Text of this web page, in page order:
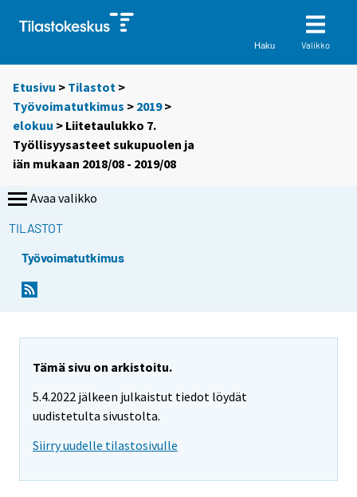
Haku Valikko
Etusivu > Tilastot >
Työvoimatutkimus > 2019>
elokuu > Liitetaulukko 7.
Työllisyysasteet sukupuolen ja
iän mukaan 2018/08 - 2019/08
Avaa valikko
TILASTOT
Työvoimatutkimus
Tämä sivu on arkistoitu.
5.4.2022 jälkeen julkaistut tiedot löydät
uudistetulta sivustolta.
Siirry uudelle tilastosivulle